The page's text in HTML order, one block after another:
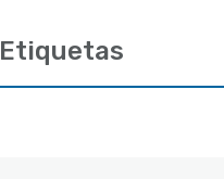
Etiquetas